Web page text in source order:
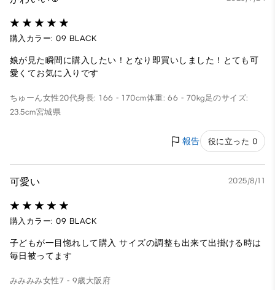
購入カラー: 09 BLACK
娘が見た瞬間に購入したい！となり即買いしました！とても可
愛くてお気に入りです
ちゅーん女性20代身長: 166 - 170cm体重: 66 - 70kg足のサイズ:
23.5cm宮城県
報告 役に立った 0
可愛い 2025/8/11
購入カラー: 09 BLACK
子どもが一目惚れして購入 サイズの調整も出来て出掛ける時は
毎日被ってます
みみみみ女性7 - 9歳大阪府